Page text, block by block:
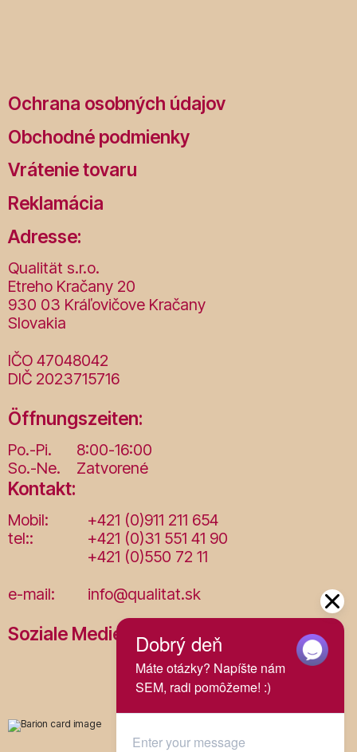
Ochrana osobných údajov
Obchodné podmienky
Vrátenie tovaru
Reklamácia
Adresse:
Qualität s.r.o.
Etreho Kračany 20
930 03 Kráľovičove Kračany
Slovakia
IČO 47048042
DIČ 2023715716
Öffnungszeiten:
Po.-Pi.
8:00-16:00
So.-Ne.
Zatvorené
Kontakt:
Mobil:
+421 (0)911 211 654
tel::
+421 (0)31 551 41 90
+421 (0)550 72 11
e-mail:
info@qualitat.sk
Soziale Medien: